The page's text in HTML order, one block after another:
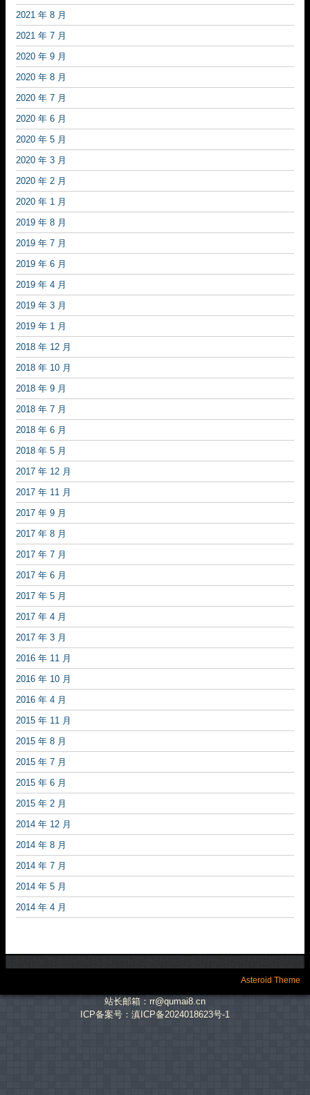
2021 年 8 月
2021 年 7 月
2020 年 9 月
2020 年 8 月
2020 年 7 月
2020 年 6 月
2020 年 5 月
2020 年 3 月
2020 年 2 月
2020 年 1 月
2019 年 8 月
2019 年 7 月
2019 年 6 月
2019 年 4 月
2019 年 3 月
2019 年 1 月
2018 年 12 月
2018 年 10 月
2018 年 9 月
2018 年 7 月
2018 年 6 月
2018 年 5 月
2017 年 12 月
2017 年 11 月
2017 年 9 月
2017 年 8 月
2017 年 7 月
2017 年 6 月
2017 年 5 月
2017 年 4 月
2017 年 3 月
2016 年 11 月
2016 年 10 月
2016 年 4 月
2015 年 11 月
2015 年 8 月
2015 年 7 月
2015 年 6 月
2015 年 2 月
2014 年 12 月
2014 年 8 月
2014 年 7 月
2014 年 5 月
2014 年 4 月
Asteroid Theme
站长邮箱：rr@qumai8.cn
ICP备案号：滇ICP备2024018623号-1